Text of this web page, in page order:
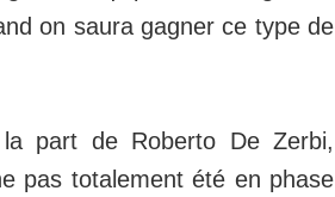
on saura gagner ce type de
part de Roberto De Zerbi,
pas totalement été en phase